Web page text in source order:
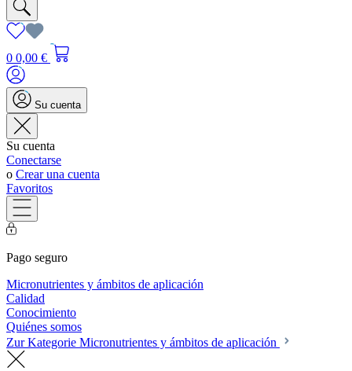
0 0,00 €
Su cuenta
Su cuenta
Conectarse
o Crear una cuenta
Favoritos
Pago seguro
Micronutrientes y ámbitos de aplicación
Calidad
Conocimiento
Quiénes somos
Zur Kategorie Micronutrientes y ámbitos de aplicación